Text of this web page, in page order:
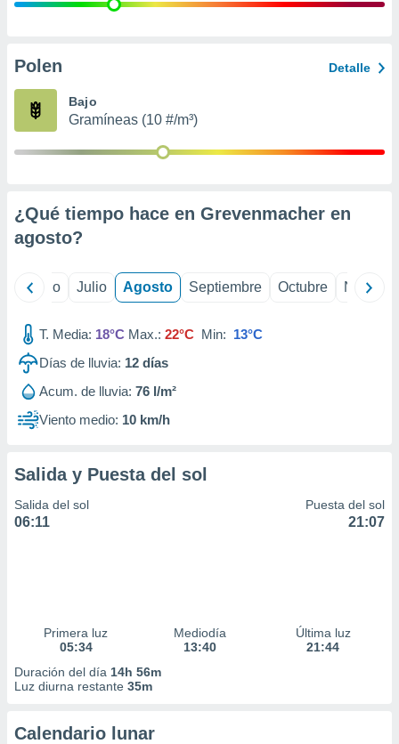
e
publicidad
Polen Detalle
Bajo
Gramíneas (10 #/m³)
¿Qué tiempo hace en Grevenmacher en
agosto?
Junio Julio Agosto Septiembre Octubre
T. Media: 18°C Max.: 22°C Min: 13°C
Días de lluvia: 12 días
Acum. de lluvia: 76 l/m²
Viento medio: 10 km/h
Salida y Puesta del sol
Salida del sol
06:11
Puesta del sol
21:07
Primera luz
05:34
Mediodía
13:40
Última luz
21:44
Duración del día 14h 56m
Luz diurna restante 35m
Calendario lunar